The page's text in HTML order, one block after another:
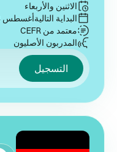
الاثنين والأربعاء
البداية التاليةأغسطس 24, 2026
معتمد من CEFR
المدربون الأصليون
التسجيل